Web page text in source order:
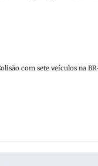
com sete veículos na